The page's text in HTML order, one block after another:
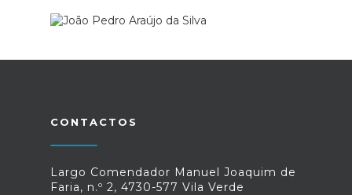
CONTACTOS
Largo Comendador Manuel Joaquim de
Faria, n.º 2, 4730-577 Vila Verde